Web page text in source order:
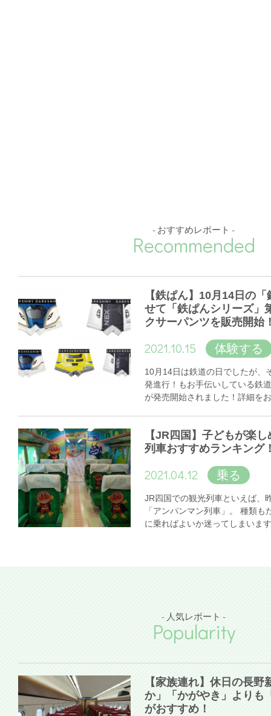
- おすすめレポート -
Recommended
【鉄ぱん】10月14日の
せて「鉄ぱんシリーズ」
クサーパンツを販売開始
2021.10.15 体験する
10月14日は鉄道の日でしたが、
発進行！もお手伝いしている鉄
が発売開始されました！詳細をお
【JR四国】子どもが楽
列車おすすめランキング
2021.04.12 乗る
JR四国での観光列車といえば、
「アンパンマン列車」。 種類も
に乗ればよいか迷ってしまいます
- 人気レポート -
Popularity
【家族連れ】休日の長野
か」「かがやき」よりも
がおすすめ！